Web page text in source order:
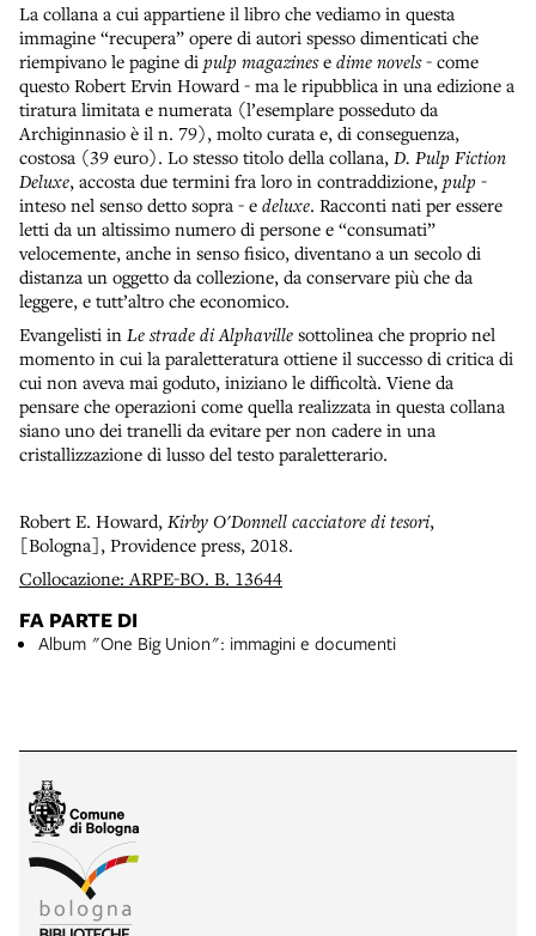
La collana a cui appartiene il libro che vediamo in questa
immagine “recupera” opere di autori spesso dimenticati che
riempivano le pagine di pulp magazinese dime novels- come
questo Robert Ervin Howard - ma le ripubblica in una edizione a
tiratura limitata e numerata (l’esemplare posseduto da
Archiginnasio è il n. 79), molto curata e, di conseguenza,
costosa (39 euro). Lo stesso titolo della collana, D. Pulp Fiction
Deluxe, accosta due termini fra loro in contraddizione, pulp -
inteso nel senso detto sopra - e deluxe. Racconti nati per essere
letti da un altissimo numero di persone e “consumati”
velocemente, anche in senso fisico, diventano a un secolo di
distanza un oggetto da collezione, da conservare più che da
leggere, e tutt’altro che economico.
Evangelisti in Le strade di Alphaville sottolinea che proprio nel
momento in cui la paraletteratura ottiene il successo di critica di
cui non aveva mai goduto, iniziano le difficoltà. Viene da
pensare che operazioni come quella realizzata in questa collana
siano uno dei tranelli da evitare per non cadere in una
cristallizzazione di lusso del testo paraletterario.
Robert E. Howard, Kirby O'Donnell cacciatore di tesori,
[Bologna], Providence press, 2018.
Collocazione: ARPE-BO. B. 13644
FA PARTE DI
Album "One Big Union": immagini e documenti